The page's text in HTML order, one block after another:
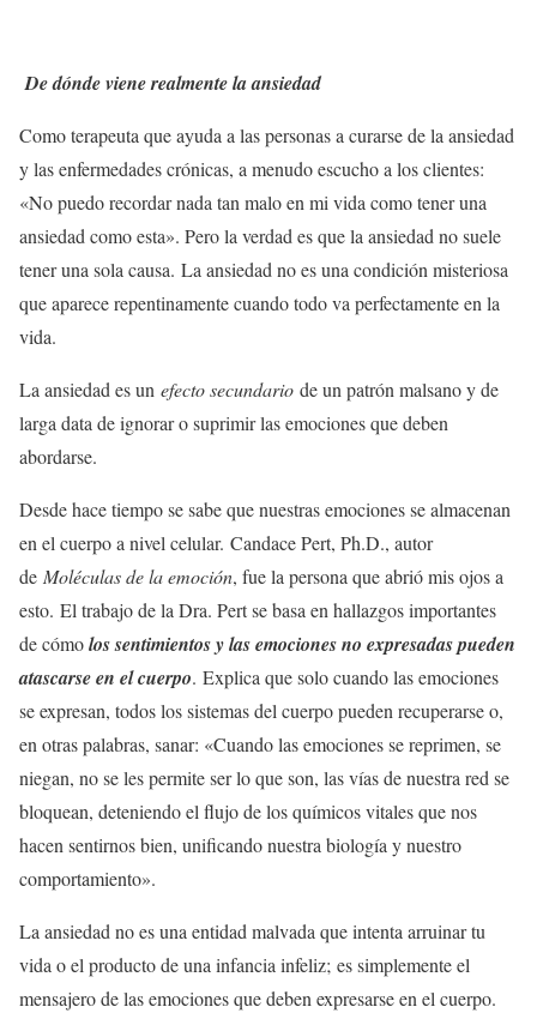
De dónde viene realmente la ansiedad
Como terapeuta que ayuda a las personas a curarse de la ansiedad
y las enfermedades crónicas, a menudo escucho a los clientes:
«No puedo recordar nada tan malo en mi vida como tener una
ansiedad como esta». Pero la verdad es que la ansiedad no suele
tener una sola causa. La ansiedad no es una condición misteriosa
que aparece repentinamente cuando todo va perfectamente en la
vida.
La ansiedad es un efecto secundario de un patrón malsano y de
larga data de ignorar o suprimir las emociones que deben
abordarse.
Desde hace tiempo se sabe que nuestras emociones se almacenan
en el cuerpo a nivel celular. Candace Pert, Ph.D., autor
de Moléculas de la emoción, fue la persona que abrió mis ojos a
esto. El trabajo de la Dra. Pert se basa en hallazgos importantes
de cómolos sentimientos y las emociones no expresadas pueden
atascarse en el cuerpo. Explica que solo cuando las emociones
se expresan, todos los sistemas del cuerpo pueden recuperarse o,
en otras palabras, sanar: «Cuando las emociones se reprimen, se
niegan, no se les permite ser lo que son, las vías de nuestra red se
bloquean, deteniendo el flujo de los químicos vitales que nos
hacen sentirnos bien, unificando nuestra biología y nuestro
comportamiento».
La ansiedad no es una entidad malvada que intenta arruinar tu
vida o el producto de una infancia infeliz; es simplemente el
mensajero de las emociones que deben expresarse en el cuerpo.